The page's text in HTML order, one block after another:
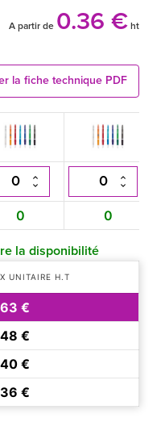
A partir de 0.36 € ht
la fiche technique PDF
0 0
la disponibilité
UNITAIRE H.T
€
€
€
€